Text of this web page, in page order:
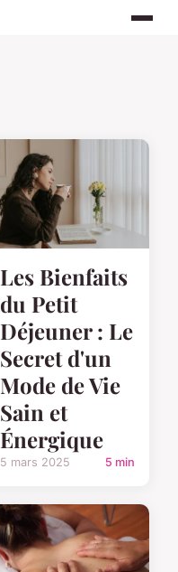
Les Bienfaits
du Petit
Déjeuner : Le
Secret d'un
Mode de Vie
Sain et
Énergique
5 mars 2025 5 min